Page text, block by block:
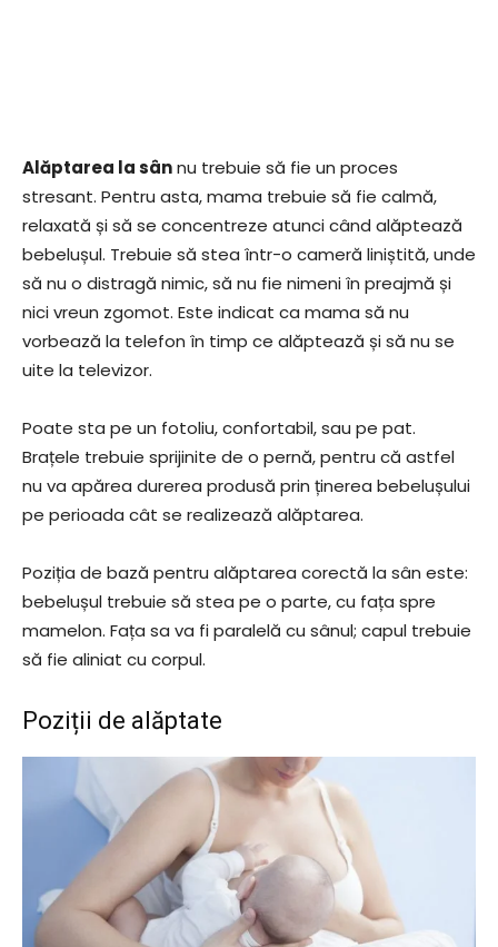
Alăptarea la sânnu trebuie să fie un proces
stresant. Pentru asta, mama trebuie să fie calmă,
relaxată și să se concentreze atunci când alăptează
bebelușul. Trebuie să stea într-o cameră liniștită, unde
să nu o distragă nimic, să nu fie nimeni în preajmă și
nici vreun zgomot. Este indicat ca mama să nu
vorbează la telefon în timp ce alăptează și să nu se
uite la televizor.
Poate sta pe un fotoliu, confortabil, sau pe pat.
Brațele trebuie sprijinite de o pernă, pentru că astfel
nu va apărea durerea produsă prin ținerea bebelușului
pe perioada cât se realizează alăptarea.
Poziția de bază pentru alăptarea corectă la sân este:
bebelușul trebuie să stea pe o parte, cu fața spre
mamelon. Fața sa va fi paralelă cu sânul; capul trebuie
să fie aliniat cu corpul.
Poziții de alăptate